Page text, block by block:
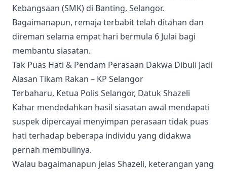
Kebangsaan (SMK) di Banting, Selangor.
Bagaimanapun, remaja terbabit telah ditahan dan
direman selama empat hari bermula 6 Julai bagi
membantu siasatan.
Tak Puas Hati & Pendam Perasaan Dakwa Dibuli Jadi
Alasan Tikam Rakan – KP Selangor
Terbaharu, Ketua Polis Selangor, Datuk Shazeli
Kahar mendedahkan hasil siasatan awal mendapati
suspek dipercayai menyimpan perasaan tidak puas
hati terhadap beberapa individu yang didakwa
pernah membulinya.
Walau bagaimanapun jelas Shazeli, keterangan yang